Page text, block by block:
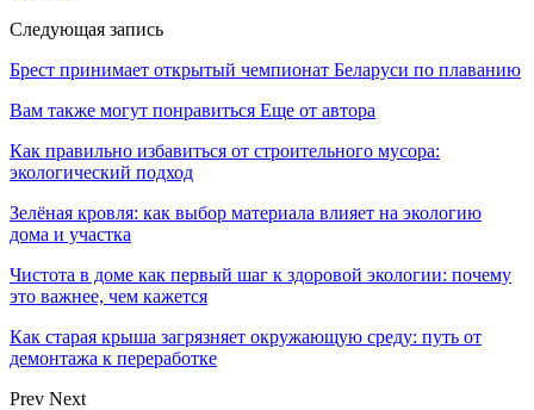
Следующая запись
Брест принимает открытый чемпионат Беларуси по плаванию
Вам также могут понравиться Еще от автора
Как правильно избавиться от строительного мусора:
экологический подход
Зелёная кровля: как выбор материала влияет на экологию
дома и участка
Чистота в доме как первый шаг к здоровой экологии: почему
это важнее, чем кажется
Как старая крыша загрязняет окружающую среду: путь от
демонтажа к переработке
Prev Next